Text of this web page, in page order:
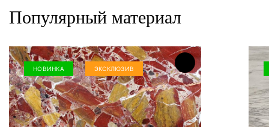
Популярный материал
НОВИНКА ЭКСКЛЮЗИВ